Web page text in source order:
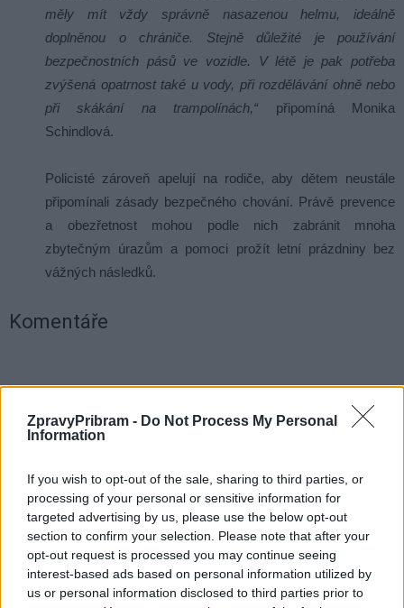
ZpravyPribram - Do Not Process My Personal
Information
If you wish to opt-out of the sale, sharing to third parties, or
processing of your personal or sensitive information for
targeted advertising by us, please use the below opt-out
section to confirm your selection. Please note that after your
opt-out request is processed you may continue seeing
interest-based ads based on personal information utilized by
us or personal information disclosed to third parties prior to
měly mít vždy správně nasazenou helmu, ideálně
doplněnou o chrániče. Stejně důležité je používání
bezpečnostních pásů ve vozidle. V létě je pak potřeba
zvýšená opatrnost také u vody, při rozdělávání ohně nebo
při skákání na trampolínách,“ připomíná Monika
Schindlová.
Policisté zároveň apelují na rodiče, aby dětem neustále
připomínali zásady bezpečného chování. Právě prevence
a obezřetnost mohou podle nich zabránit mnoha
zbytečným úrazům a pomoci prožít letní prázdniny bez
vážných následků.
Komentáře
TAGY bezpečnost děti policie prázdniny
Příbramsko
úraz
zranění